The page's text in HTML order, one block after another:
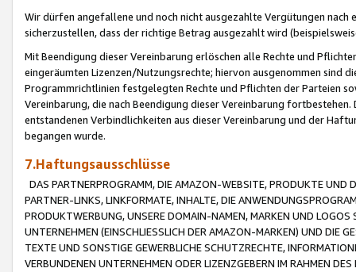
Wir dürfen angefallene und noch nicht ausgezahlte Vergütungen
sicherzustellen, dass der richtige Betrag ausgezahlt wird
Mit Beendigung dieser Vereinbarung erlöschen alle Rechte und
eingeräumten Lizenzen/Nutzungsrechte; hiervon ausgenommen sind
Programmrichtlinien festgelegten Rechte und Pflichten der Parteien
Vereinbarung, die nach Beendigung dieser Vereinbarung
entstandenen Verbindlichkeiten aus dieser Vereinbarung und der
begangen wurde.
7.Haftungsausschlüsse
DAS PARTNERPROGRAMM, DIE AMAZON-WEBSITE, PRODUKTE UND
PARTNER-LINKS, LINKFORMATE, INHALTE, DIE
PRODUKTWERBUNG, UNSERE DOMAIN-NAMEN, MARKEN UND
UNTERNEHMEN (EINSCHLIESSLICH DER AMAZON-MARKEN) UND DIE
TEXTE UND SONSTIGE GEWERBLICHE SCHUTZRECHTE,
VERBUNDENEN UNTERNEHMEN ODER LIZENZGEBERN IM RAHMEN